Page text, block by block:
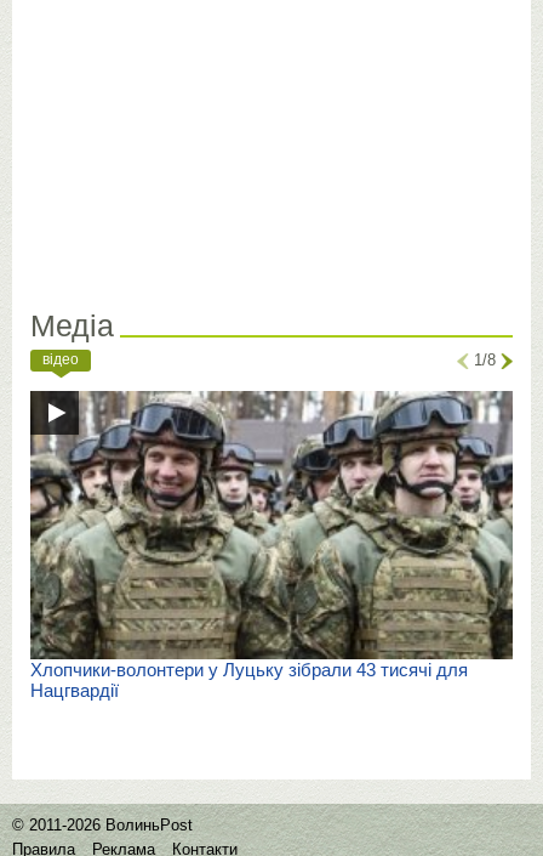
Медіа
відео 1/8
Хлопчики-волонтери у Луцьку зібрали 43 тисячі для
Нацгвардії
© 2011-2026 ВолиньPost
Правила
Реклама Контакти